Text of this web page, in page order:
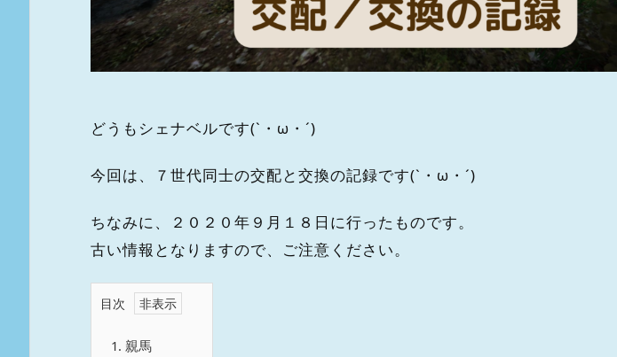
どうもシェナベルです(`・ω・´)
今回は、７世代同士の交配と交換の記録です(`・ω・´)
ちなみに、２０２０年９月１８日に行ったものです。
古い情報となりますので、ご注意ください。
目次
1. 親馬